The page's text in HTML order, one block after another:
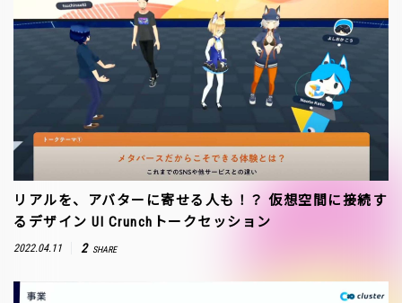
リアルを、アバターに寄せる人も！？ 仮想空間に接続す
るデザイン UI Crunchトークセッション
2022.04.11 2 SHARE